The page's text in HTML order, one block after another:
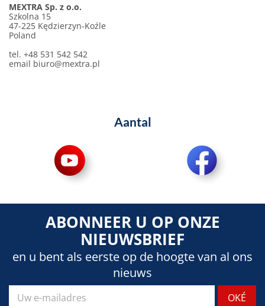
MEXTRA Sp. z o.o.
Szkolna 15
47-225 Kędzierzyn-Koźle
Poland
tel. +48 531 542 542
email biuro@mextra.pl
Aantal
ABONNEER U OP ONZE
NIEUWSBRIEF
en u bent als eerste op de hoogte van al ons
nieuws